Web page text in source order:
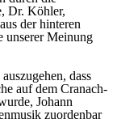
Dr. Köhler,
der hinteren
unserer Meinung
dass
auf dem Cranach-
Johann
zuordenbar